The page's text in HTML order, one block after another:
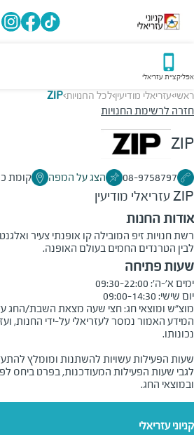
אפליקציית עזריאלי
ראשי>עזריאלי מודיעין>לכל החנויות>
ZIP
חזרה לרשימת החנויות
ZIP
08-9758797 הצג על המפה קומת
ZIPעזריאלי מודיעין
אודות החנות
רשת חנויות זיפ המובילה קו אופנתי צעיר
לבין הטרנדים החמים בעולם האופנה.
שעות פתיחה
מוצ"ש ומוצאי חג: חצי שעה מצאת השבת/החג עד
המידע האמור נמסר לעזריאלי על-ידי החנות,
שעות הפעילות עשויות להשתנות ומומלץ
לגבי שעות הפעילות המעודכנות, בפרט ביחס
ובמוצאי החג.
קניוני עזריאלי